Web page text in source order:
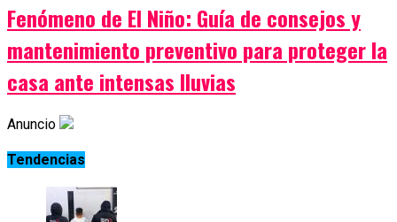
Fenómeno de El Niño: Guía de consejos y
mantenimiento preventivo para proteger la
casa ante intensas lluvias
Anuncio
Tendencias